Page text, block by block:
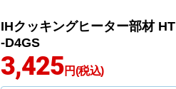
IHクッキングヒーター部材 HT
-D4GS
3,425円(税込)